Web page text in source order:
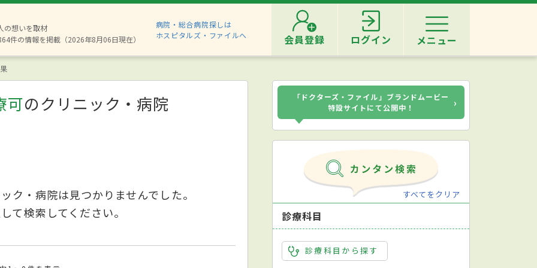
の想いを取材
件の情報を掲載（2026年8月06日現在）
病院・総合病院探しは
ホスピタルズ・ファイルへ
会員登録 ログイン メニュー
可のクリニック・病院
ク・病院は見つかりませんでした。
て検索してください。
「ドクターズ・ファイル」ブランドムービー
特設サイトにて公開中！
›
すべてをクリア
診療科目
診療科目から探す